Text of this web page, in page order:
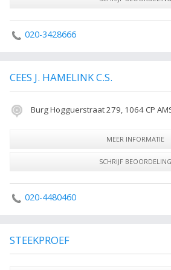
020-3428666
CEES J. HAMELINK C.S.
Burg Hogguerstraat 279, 1064 CP
MEER INFORMATIE
SCHRIJF BEOORDELING
020-4480460
STEEKPROEF